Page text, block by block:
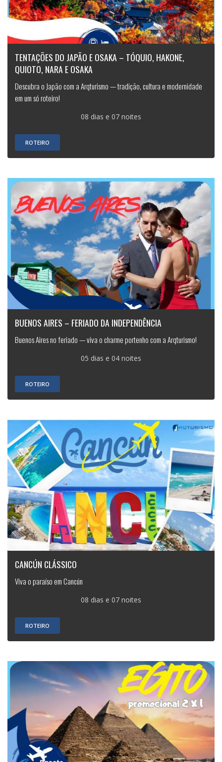
TENTAÇÕES DO JAPÃO E OSAKA – TÓQUIO, HAKONE,
QUIOTO, NARA E OSAKA
Descubra o Japão com a Arqturismo — tradição, cultura e modernidade
em um só roteiro!
08 dias e 07 noites
ROTEIRO
BUENOS AIRES – FERIADO DA INDEPENDÊNCIA
Buenos Aires no feriado — viva o charme portenho com a Arqturismo!
05 dias e 04 noites
ROTEIRO
CANCÚN CLÁSSICO
Viva o paraíso em Cancún
08 dias e 07 noites
ROTEIRO